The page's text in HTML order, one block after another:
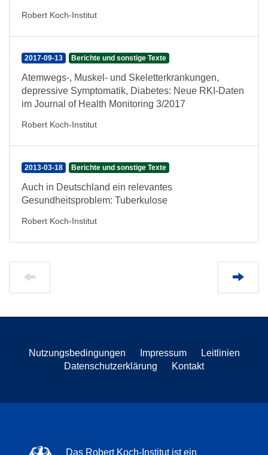
Robert Koch-Institut
2017-09-13 Berichte und sonstige Texte
Atemwegs-, Muskel- und Skeletterkrankungen,
depressive Symptomatik, Diabetes: Neue RKI-Daten
im Journal of Health Monitoring 3/2017
Robert Koch-Institut
2013-03-18 Berichte und sonstige Texte
Auch in Deutschland ein relevantes
Gesundheitsproblem: Tuberkulose
Robert Koch-Institut
Nutzungsbedingungen Impressum
Leitlinien
Datenschutzerklärung
Kontakt
Das Robert Koch-Institut ist ein